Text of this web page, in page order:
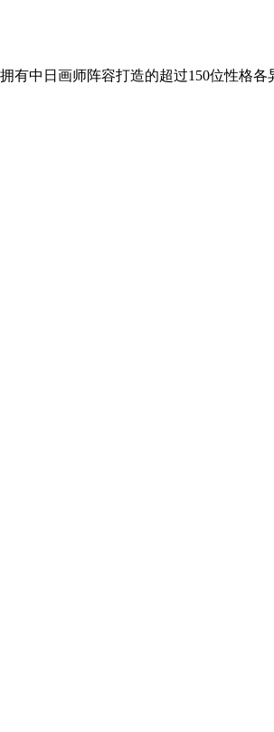
中日画师阵容打造的超过150位性格各